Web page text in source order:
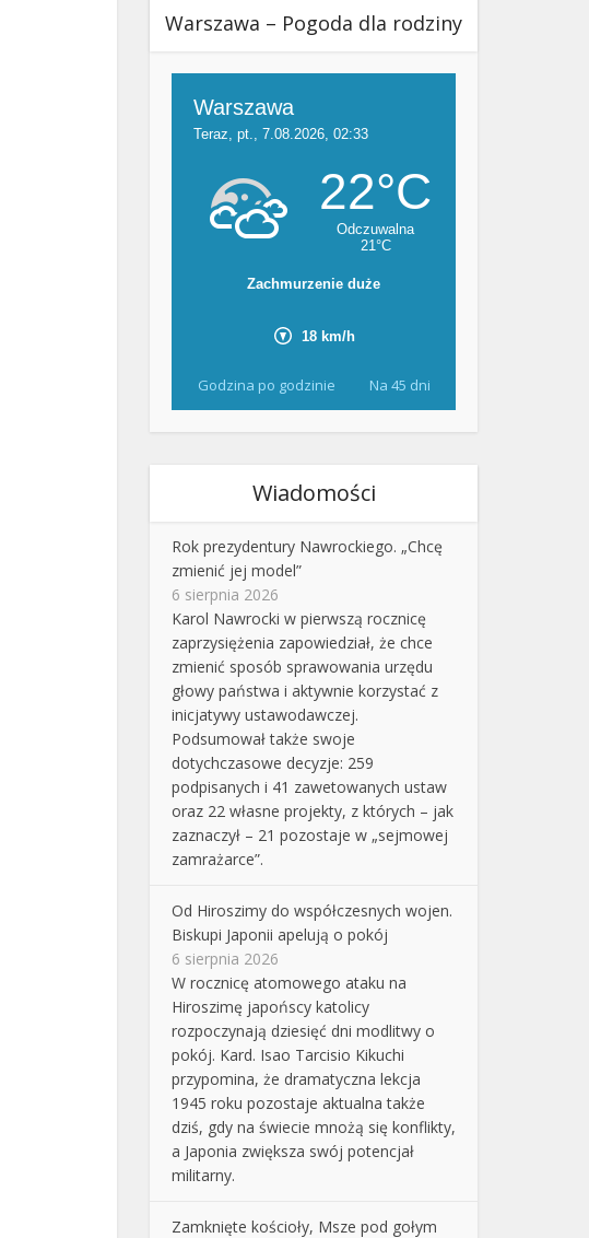
Warszawa – Pogoda dla rodziny
Godzina po godzinie Na 45 dni
Wiadomości
Rok prezydentury Nawrockiego. „Chcę
zmienić jej model”
6 sierpnia 2026
Karol Nawrocki w pierwszą rocznicę
zaprzysiężenia zapowiedział, że chce
zmienić sposób sprawowania urzędu
głowy państwa i aktywnie korzystać z
inicjatywy ustawodawczej.
Podsumował także swoje
dotychczasowe decyzje: 259
podpisanych i 41 zawetowanych ustaw
oraz 22 własne projekty, z których – jak
zaznaczył – 21 pozostaje w „sejmowej
zamrażarce”.
Od Hiroszimy do współczesnych wojen.
Biskupi Japonii apelują o pokój
6 sierpnia 2026
W rocznicę atomowego ataku na
Hiroszimę japońscy katolicy
rozpoczynają dziesięć dni modlitwy o
pokój. Kard. Isao Tarcisio Kikuchi
przypomina, że dramatyczna lekcja
1945 roku pozostaje aktualna także
dziś, gdy na świecie mnożą się konflikty,
a Japonia zwiększa swój potencjał
militarny.
Zamknięte kościoły, Msze pod gołym